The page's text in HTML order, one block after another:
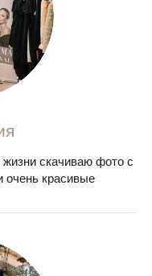
скачиваю фото с
очень красивые